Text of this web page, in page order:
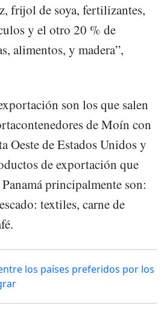
frijol de soya, fertilizantes,
y el otro 20 % de
alimentos, y madera”,
son los que salen
de Moín con
Oeste de Estados Unidos y
de exportación que
principalmente son:
textiles, carne de
los países preferidos por los